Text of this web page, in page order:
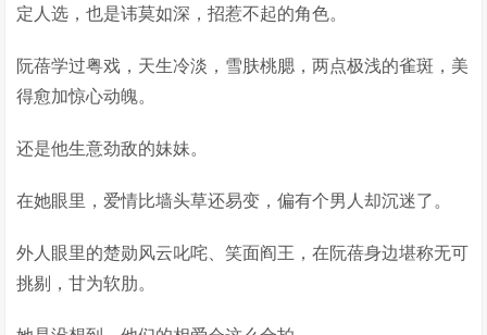
定人选，也是讳莫如深，招惹不起的角色。
阮蓓学过粤戏，天生冷淡，雪肤桃腮，两点极浅的雀斑，美
得愈加惊心动魄。
还是他生意劲敌的妹妹。
在她眼里，爱情比墙头草还易变，偏有个男人却沉迷了。
外人眼里的楚勋风云叱咤、笑面阎王，在阮蓓身边堪称无可
挑剔，甘为软肋。